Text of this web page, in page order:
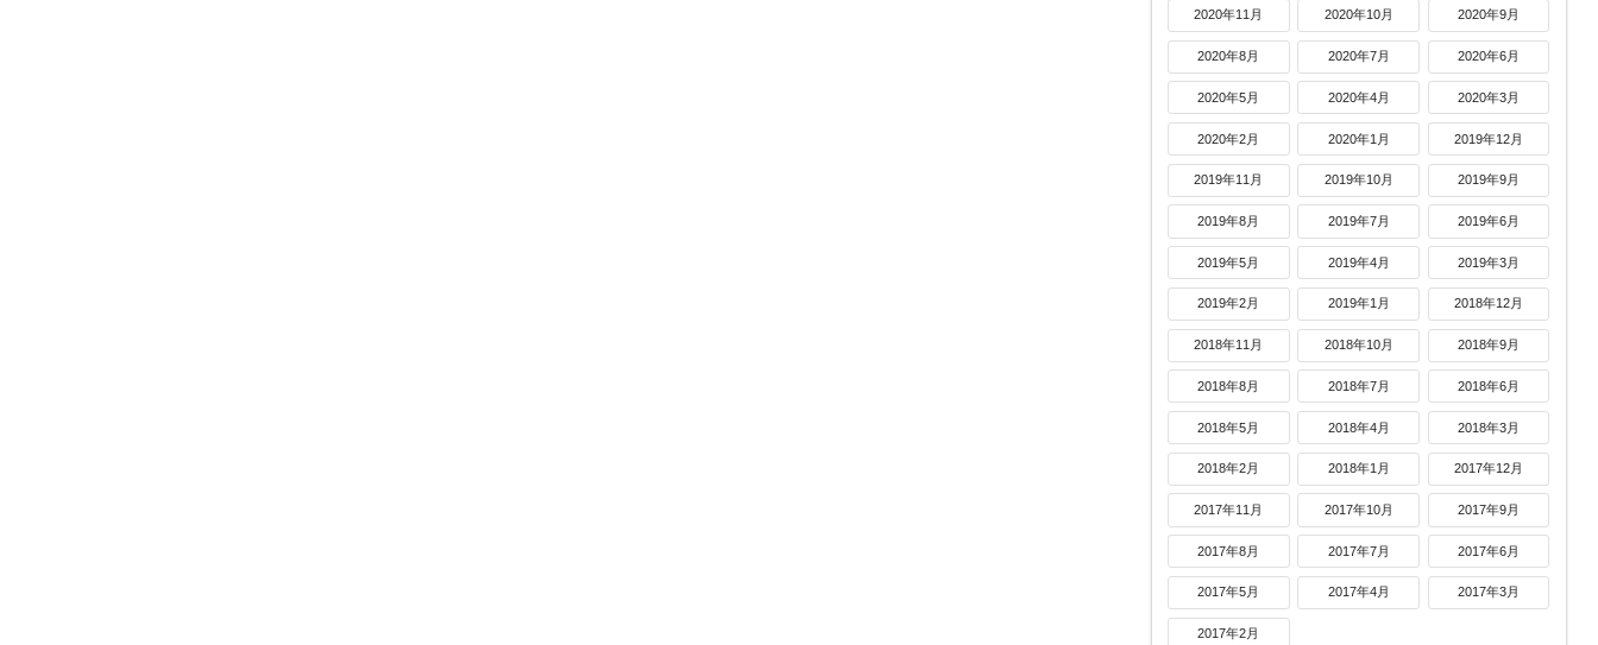
2020年11月 2020年10月 2020年9月
2020年8月 2020年7月 2020年6月
2020年5月 2020年4月 2020年3月
2020年2月 2020年1月 2019年12月
2019年11月 2019年10月 2019年9月
2019年8月 2019年7月 2019年6月
2019年5月 2019年4月 2019年3月
2019年2月 2019年1月 2018年12月
2018年11月 2018年10月 2018年9月
2018年8月 2018年7月 2018年6月
2018年5月 2018年4月 2018年3月
2018年2月 2018年1月 2017年12月
2017年11月 2017年10月 2017年9月
2017年8月 2017年7月 2017年6月
2017年5月 2017年4月 2017年3月
2017年2月